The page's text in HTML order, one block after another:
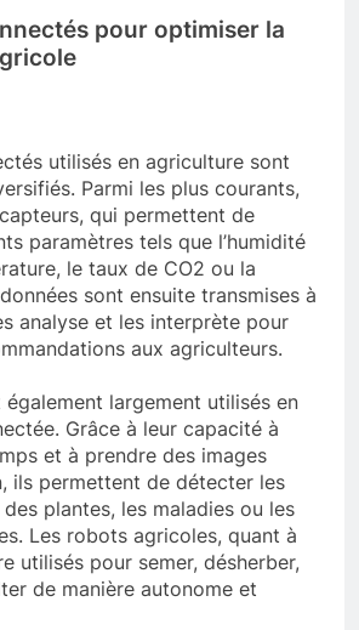
pour optimiser la
utilisés en agriculture sont
Parmi les plus courants,
qui permettent de
paramètres tels que l’humidité
le taux de CO2 ou la
sont ensuite transmises à
analyse et les interprète pour
aux agriculteurs.
également largement utilisés en
Grâce à leur capacité à
et à prendre des images
ils permettent de détecter les
plantes, les maladies ou les
Les robots agricoles, quant à
utilisés pour semer, désherber,
de manière autonome et